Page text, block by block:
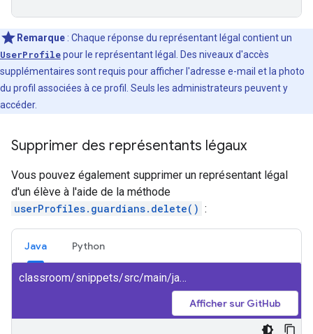
Remarque : Chaque réponse du représentant légal contient un
UserProfilepour le représentant légal. Des niveaux d'accès
supplémentaires sont requis pour afficher l'adresse e-mail et la photo
du profil associées à ce profil. Seuls les administrateurs peuvent y
accéder.
Supprimer des représentants légaux
Vous pouvez également supprimer un représentant légal
d'un élève à l'aide de la méthode
userProfiles.guardians.delete() :
Java Python
classroom/snippets/src/main/java/DeleteGuardian.java
Afficher sur GitHub